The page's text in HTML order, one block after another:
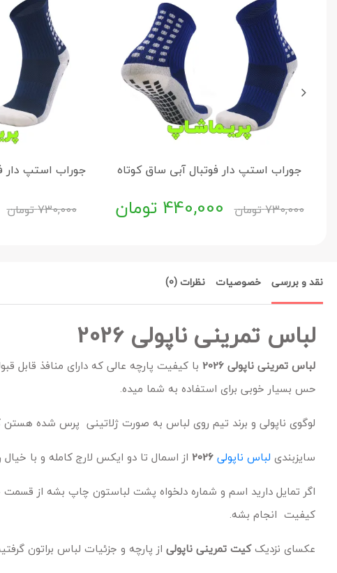
جوراب استپ دار فوتبال آبی ساق کوتاه
730,000تومان 440,000 تومان
جوراب استپ دار
730,000تومان
نقد و بررسی خصوصیات نظرات (0)
لباس تمرینی ناپولی 2026
لباس تمرینی ناپولی 2026
با کیفیت پارچه عالی که دارای منافذ قابل
حس بسیار خوبی برای استفاده به شما میده.
لوگوی ناپولی و برند تیم روی لباس به صورت ژلاتینی پرس شده هستن
سایزبندی لباس ناپولی
از اسمال تا دو ایکس لارج کامله و با
اگر تمایل دارید اسم و شماره دلخواه پشت لباستون چاپ بشه از
کیفیت انجام بشه.
عکسای نزدیککیت تمرینی ناپولی از پارچه و جزئیات لباس براتون